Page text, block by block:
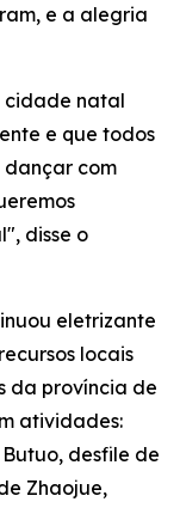
e a alegria
cidade natal
e que todos
dançar com
disse o
eletrizante
locais
da província de
atividades:
desfile de
Zhaojue,